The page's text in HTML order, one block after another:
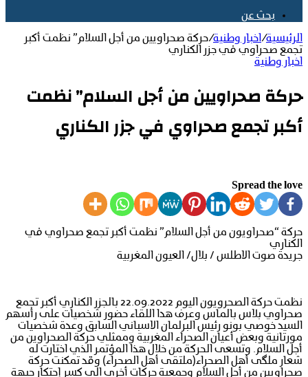
بحث عن
الرئيسية/ اخبار وطنية/حركة صحراويين من أجل السلام” نظمت أكبر
تجمع صحراوي في جزر الكناري
اخبار وطنية
حركة صحراويين من أجل السلام” نظمت
أكبر تجمع صحراوي في جزر الكناري
Spread the love
حركة “صحراويون من أجل السلام” نظمت أكبر تجمع صحراوي في
الكناري
جريدة صوت الاطلس / بلال/ العيون المغربية
نظمت حركة الصحرويون اليوم 22.09.2022 بالجزر الكناري أكبر تجمع
صحراوي بلاس بالماس وعرف هدا اللقاء حضور شخصيات على رأسهم
السيد خوصي بونو رئيس البرلمان الاسباني السابق وعدة شخصيات
مورتانية وبعض أعيان الصحراء المغربية وممثلي حركة الصحراوين من
أجل السلام. وتسعى الحركة من خلال هذا المؤتمر الذي اختارت له
شعار ملگى أهل الصحراء(ملتقى أهل الصحراء) وقد تمكنت حركة
صحراويين من أجل السلام وجمعية حركات أخرى الى كسر إحتكار جبهة